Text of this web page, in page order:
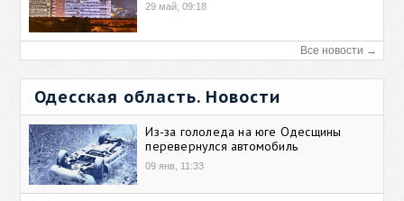
29 май, 09:18
Все новости →
Одесская область. Новости
Из-за гололеда на юге Одесщины
перевернулся автомобиль
09 янв, 11:33